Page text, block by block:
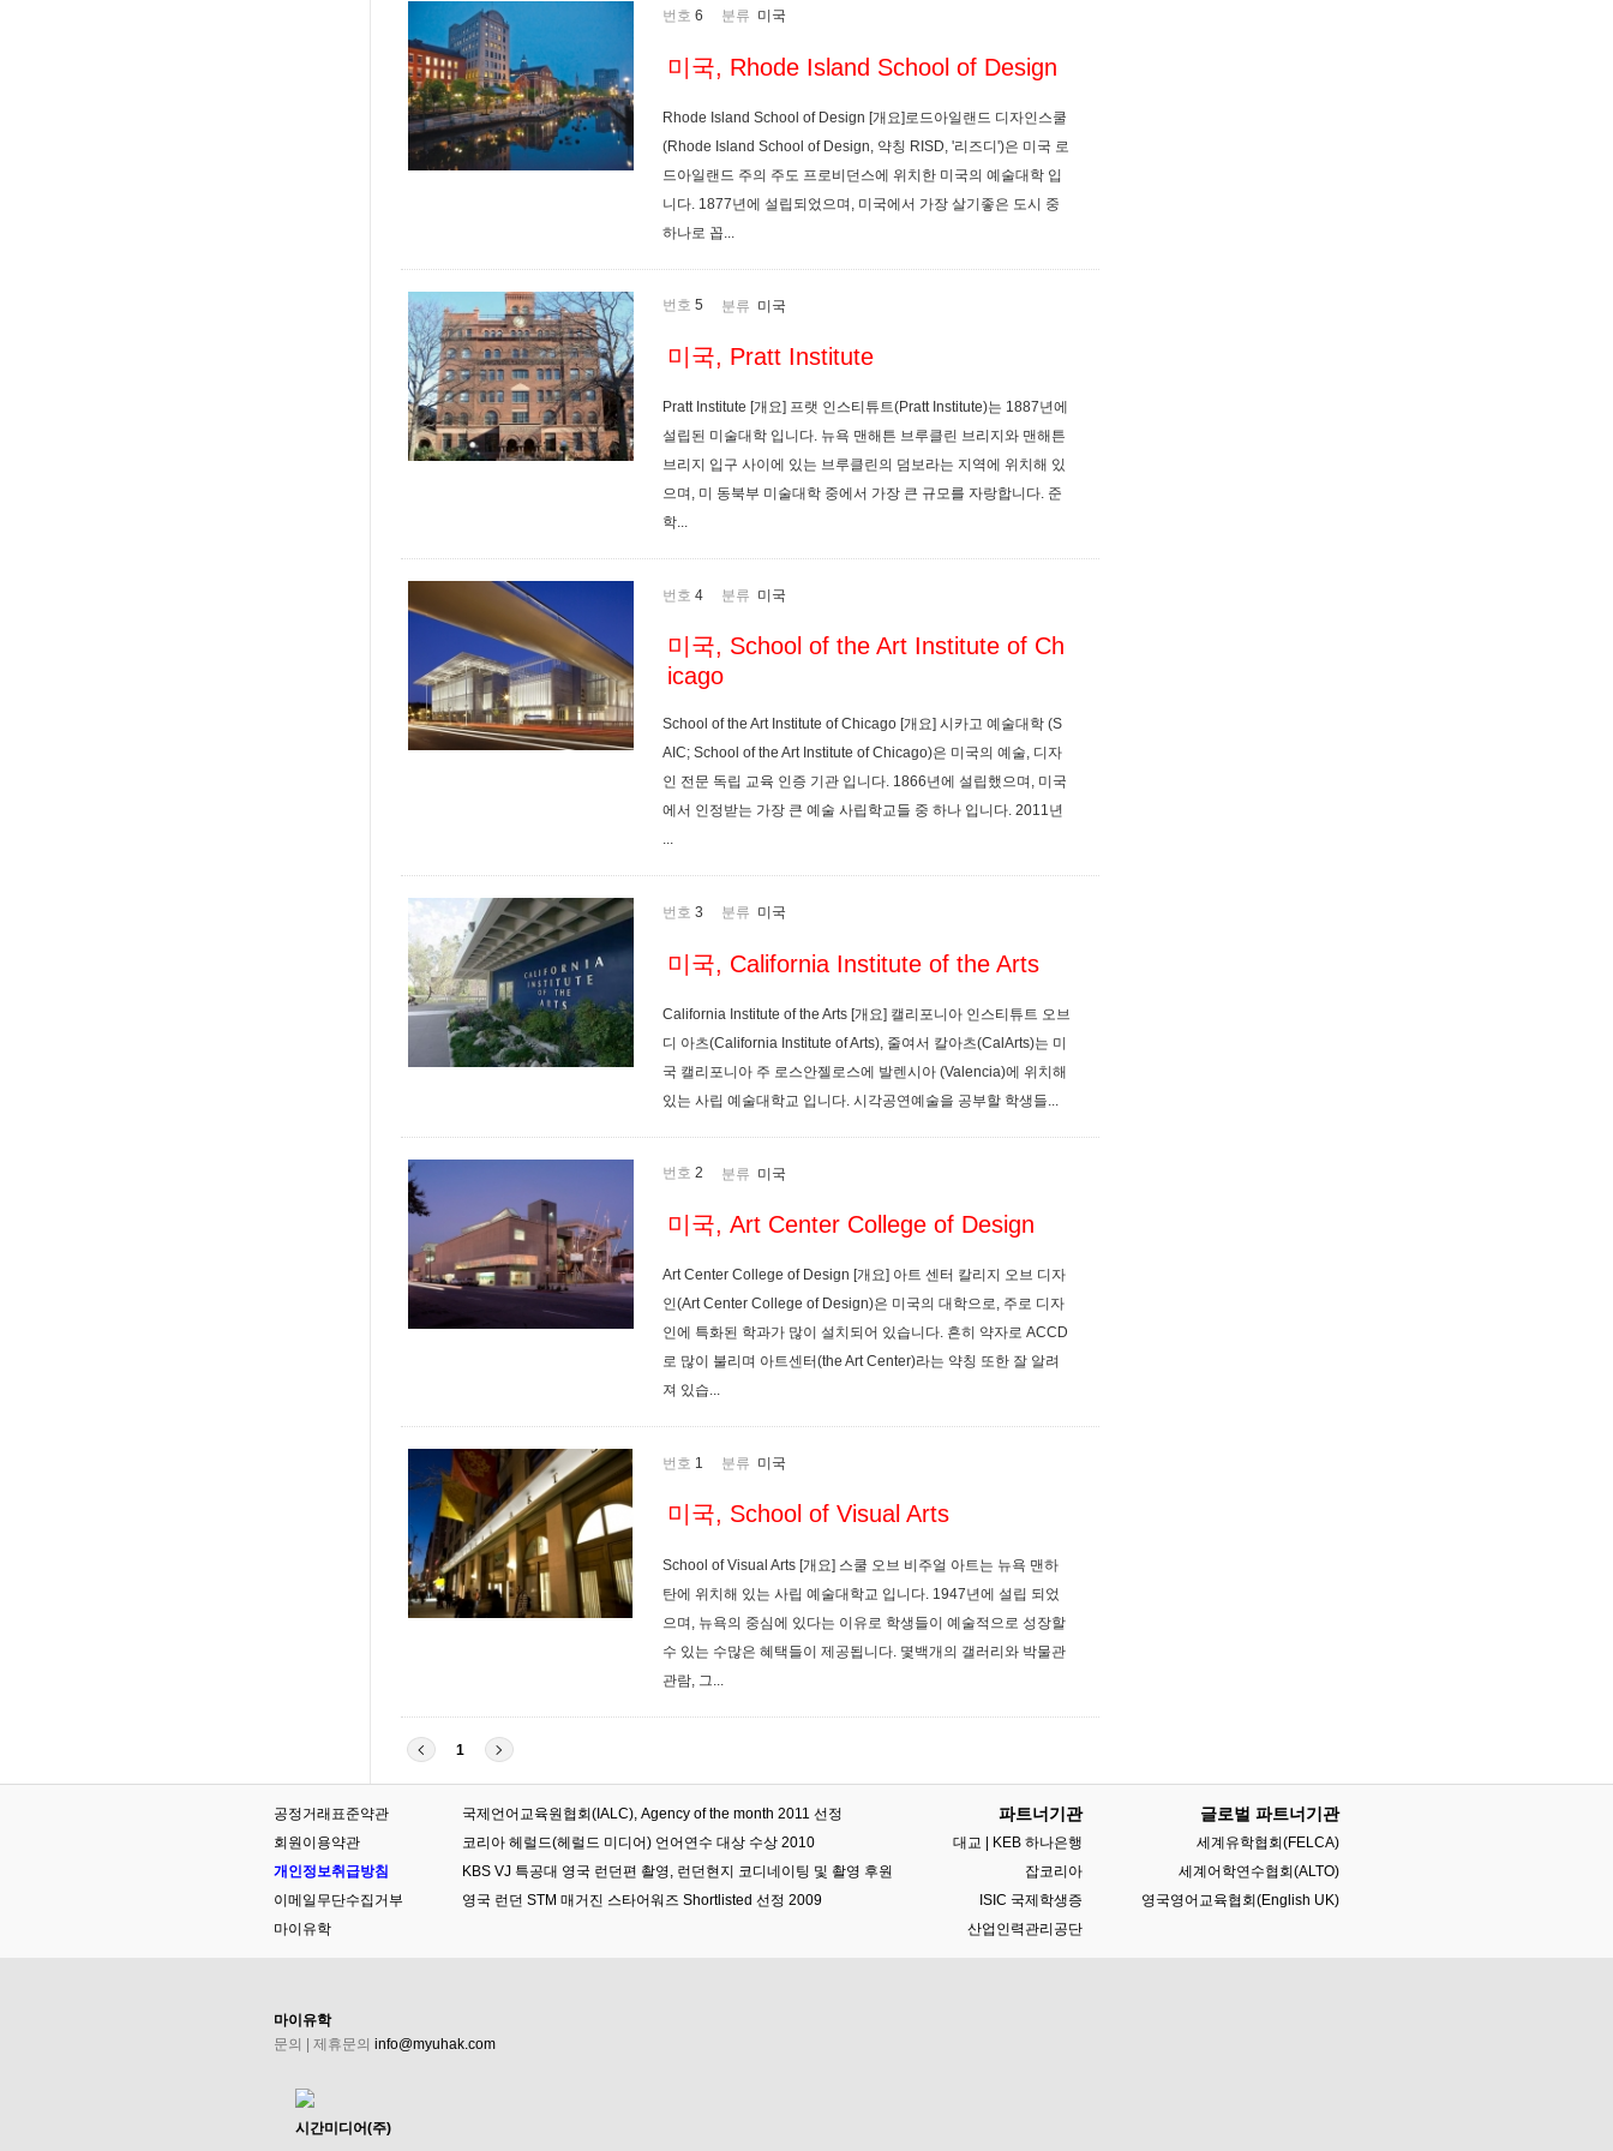
번호 6 분류 미국
미국, Rhode Island School of Design
Rhode Island School of Design [개요]로드아일랜드 디자인스쿨
(Rhode Island School of Design, 약칭 RISD, '리즈디')은 미국 로
드아일랜드 주의 주도 프로비던스에 위치한 미국의 예술대학 입
니다. 1877년에 설립되었으며, 미국에서 가장 살기좋은 도시 중
하나로 꼽...
번호 5 분류 미국
미국, Pratt Institute
Pratt Institute [개요] 프랫 인스티튜트(Pratt Institute)는 1887년에
설립된 미술대학 입니다. 뉴욕 맨해튼 브루클린 브리지와 맨해튼
브리지 입구 사이에 있는 브루클린의 덤보라는 지역에 위치해 있
으며, 미 동북부 미술대학 중에서 가장 큰 규모를 자랑합니다. 준
학...
번호 4 분류 미국
미국, School of the Art Institute of Ch
icago
School of the Art Institute of Chicago [개요] 시카고 예술대학 (S
AIC; School of the Art Institute of Chicago)은 미국의 예술, 디자
인 전문 독립 교육 인증 기관 입니다. 1866년에 설립했으며, 미국
에서 인정받는 가장 큰 예술 사립학교들 중 하나 입니다. 2011년
...
번호 3 분류 미국
미국, California Institute of the Arts
California Institute of the Arts [개요] 캘리포니아 인스티튜트 오브
디 아츠(California Institute of Arts), 줄여서 칼아츠(CalArts)는 미
국 캘리포니아 주 로스안젤로스에 발렌시아 (Valencia)에 위치해
있는 사립 예술대학교 입니다. 시각공연예술을 공부할 학생들...
번호 2 분류 미국
미국, Art Center College of Design
Art Center College of Design [개요] 아트 센터 칼리지 오브 디자
인(Art Center College of Design)은 미국의 대학으로, 주로 디자
인에 특화된 학과가 많이 설치되어 있습니다. 흔히 약자로 ACCD
로 많이 불리며 아트센터(the Art Center)라는 약칭 또한 잘 알려
져 있습...
번호 1 분류 미국
미국, School of Visual Arts
School of Visual Arts [개요] 스쿨 오브 비주얼 아트는 뉴욕 맨하
탄에 위치해 있는 사립 예술대학교 입니다. 1947년에 설립 되었
으며, 뉴욕의 중심에 있다는 이유로 학생들이 예술적으로 성장할
수 있는 수많은 혜택들이 제공됩니다. 몇백개의 갤러리와 박물관
관람, 그...
1
공정거래표준약관
회원이용약관
개인정보취급방침
이메일무단수집거부
마이유학
국제언어교육원협회(IALC), Agency of the month 2011 선정
코리아 헤럴드(헤럴드 미디어) 언어연수 대상 수상 2010
KBS VJ 특공대 영국 런던편 촬영, 런던현지 코디네이팅 및 촬영 후원
영국 런던 STM 매거진 스타어워즈 Shortlisted 선정 2009
파트너기관
대교 | KEB 하나은행
잡코리아
ISIC 국제학생증
산업인력관리공단
글로벌 파트너기관
세계유학협회(FELCA)
세계어학연수협회(ALTO)
영국영어교육협회(English UK)
마이유학
문의 | 제휴문의 info@myuhak.com
시간미디어(주)